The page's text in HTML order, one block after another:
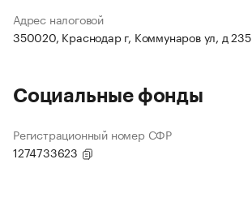
Адрес налоговой
350020, Краснодар г, Коммунаров ул, д 235
Социальные фонды
Регистрационный номер СФР
1274733623